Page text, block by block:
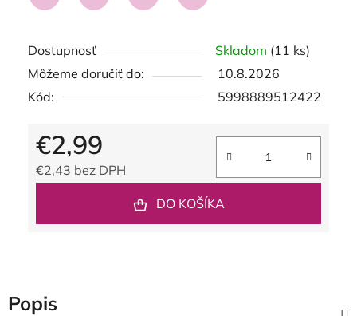
Dostupnosť Skladom (11 ks)
Môžeme doručiť do:
10.8.2026
Kód:
5998889512422
€2,99
€2,43 bez DPH
DO KOŠÍKA
Popis